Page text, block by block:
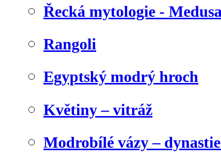
Řecká mytologie -
Rangoli
Egyptský modrý hroch
Květiny – vitráž
Modrobílé vázy –